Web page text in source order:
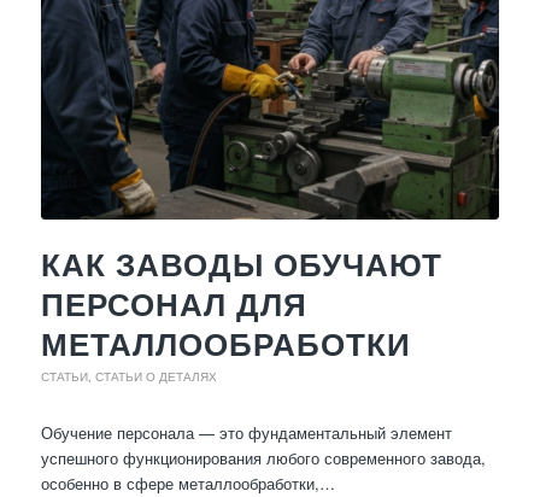
КАК ЗАВОДЫ ОБУЧАЮТ
ПЕРСОНАЛ ДЛЯ
МЕТАЛЛООБРАБОТКИ
СТАТЬИ, СТАТЬИ О ДЕТАЛЯХ
Обучение персонала — это фундаментальный элемент
успешного функционирования любого современного завода,
особенно в сфере металлообработки,…